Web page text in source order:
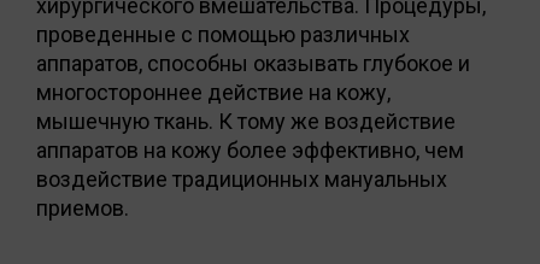
хирургического вмешательства. Процедуры,
проведенные с помощью различных
аппаратов, способны оказывать глубокое и
многостороннее действие на кожу,
мышечную ткань. К тому же воздействие
аппаратов на кожу более эффективно, чем
воздействие традиционных мануальных
приемов.